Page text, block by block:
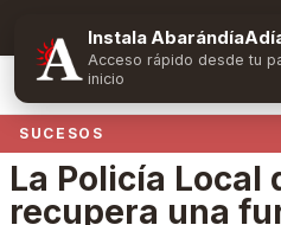
Suscríbete y obtén
SUCESOS
La Policía Local
recupera una
Instala
Acceso rápido desde tu
inicio